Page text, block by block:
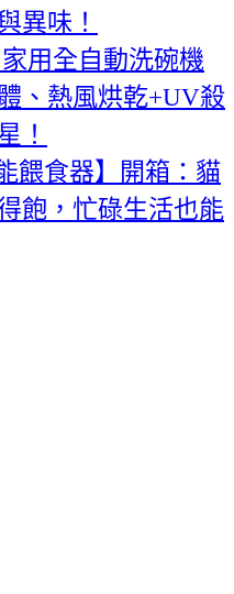
異味！
家用全自動洗碗機
、熱風烘乾+UV殺
！
餵食器】開箱：貓
飽，忙碌生活也能